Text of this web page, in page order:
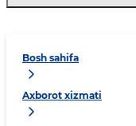
Bosh sahifa
Axborot xizmati